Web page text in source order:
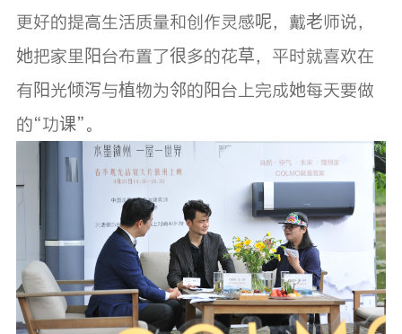
更好的提高生活质量和创作灵感呢，戴老师说，
她把家里阳台布置了很多的花草，平时就喜欢在
有阳光倾泻与植物为邻的阳台上完成她每天要做
的“功课”。